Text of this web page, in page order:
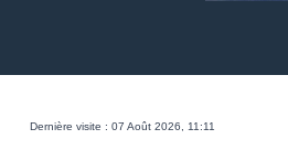
Dernière visite : 07 Août 2026, 11:11